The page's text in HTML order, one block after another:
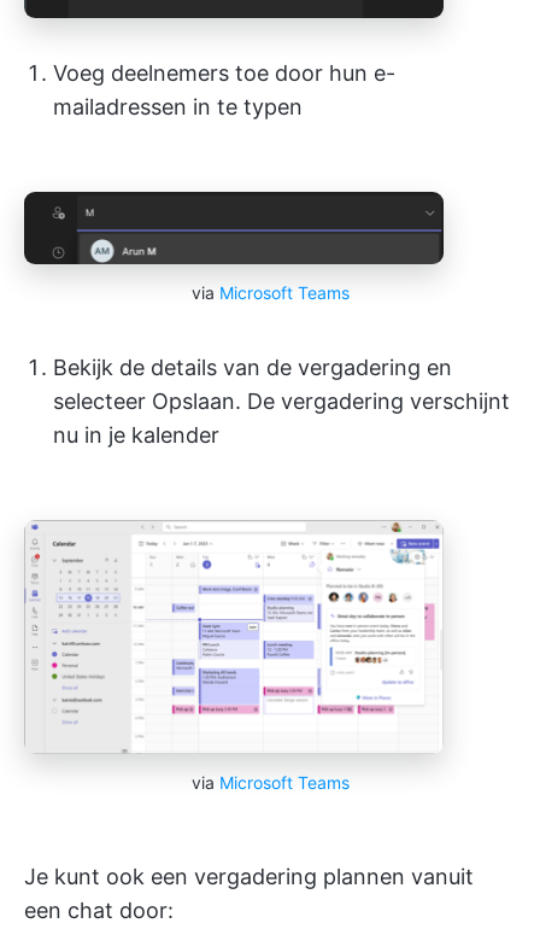
Voeg deelnemers toe door hun e-
mailadressen in te typen
via Microsoft Teams
Bekijk de details van de vergadering en
selecteer Opslaan. De vergadering verschijnt
nu in je kalender
via Microsoft Teams
Je kunt ook een vergadering plannen vanuit
een chat door: